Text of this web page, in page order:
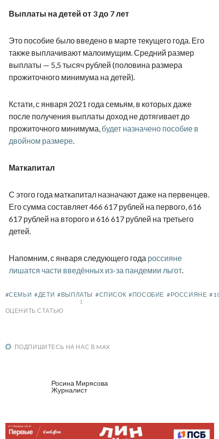
Выплаты на детей от 3 до 7 лет
Это пособие было введено в марте текущего года. Его
также выплачивают малоимущим. Средний размер
выплаты — 5,5 тысяч рублей (половина размера
прожиточного минимума на детей).
Кстати, с января 2021 года семьям, в которых даже
после получения выплаты доход не дотягивает до
прожиточного минимума, будет назначено пособие в
двойном размере.
Маткапитал
С этого года маткапитал назначают даже на первенцев.
Его сумма составляет 466 617 рублей на первого, 616
617 рублей на второго и 616 617 рублей на третьего
детей.
Напомним, с января следующего года россияне
лишатся части введённых из-за пандемии льгот.
#СЕМЬИ #ДЕТИ #ВЫПЛАТЫ #СПИСОК #ПОСОБИЕ #РОССИЯНЕ
ОЦЕНИТЬ СТАТЬЮ
1
ПОДПИШИТЕСЬ НА НАС В MAX
Росина Мирясова
Журналист